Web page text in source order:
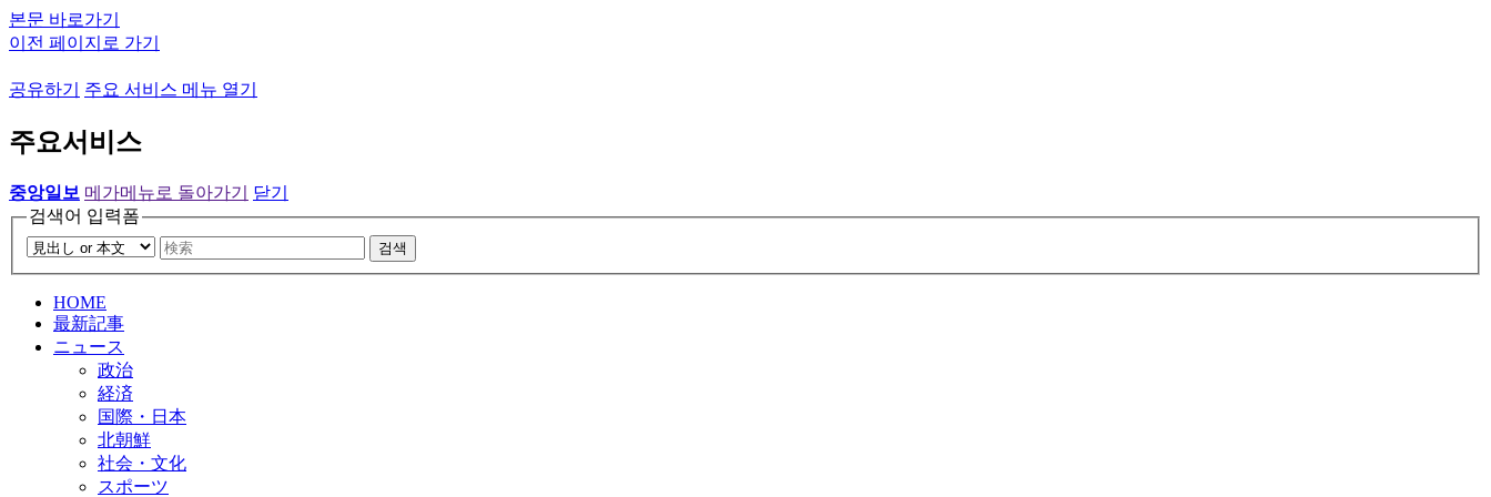
본문 바로가기
이전 페이지로 가기
공유하기 주요 서비스 메뉴 열기
주요서비스
중앙일보 메가메뉴로 돌아가기
닫기
검색어 입력폼
검색
HOME
最新記事
ニュース
政治
経済
国際・日本
北朝鮮
社会・文化
スポーツ